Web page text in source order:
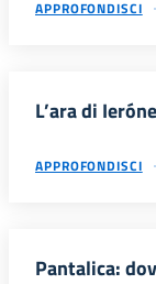
APPROFONDISCI
L’ara di
APPROFONDISCI
Pantalica: